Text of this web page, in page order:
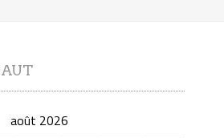
août 2026